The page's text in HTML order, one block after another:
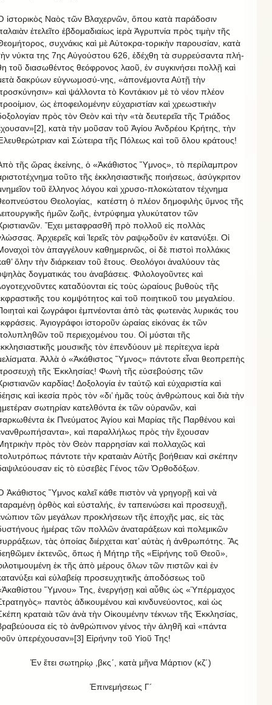
ἱστορικὸς Ναὸς τῶν Βλαχερνῶν, ὅπου κατὰ παράδοσιν
ἐτελεῖτο ἑβδομαδιαίως ἱερὰ Ἀγρυπνία πρὸς τιμὴν τῆς
συχνάκις καὶ μὲ Αὐτοκρα-τορικὴν παρουσίαν, κατὰ
νύκτα της 7ης Αὐγούστου 626, ἐδέχθη τὰ συρρεύσαντα πλή-
τοῦ διασωθέντος θεόφρονος λαοῦ, ἐν συγκινήσει πολλῇ καὶ
δακρύων εὐγνωμοσύ-νης, «ἀπονέμοντα Αὐτῇ τὴν
καὶ ψάλλοντα τὸ Κοντάκιον μὲ τὸ νέον πλέον
ὡς ἐποφειλομένην εὐχαριστίαν καὶ χρεωστικὴν
πρὸς τὸν Θεὸν καὶ τὴν «τὰ δευτερεῖα τῆς Τριάδος
κατὰ τὴν μοῦσαν τοῦ Ἁγίου Ἀνδρέου Κρήτης, τὴν
καὶ Σώτειρα τῆς Πόλεως καὶ τοῦ ὅλου κράτους!
τῆς ὥρας ἐκείνης, ὁ «Ἀκάθιστος Ὕμνος», τὸ περίλαμπρον
τοῦτο τῆς ἐκκλησιαστικῆς ποιήσεως, ἀσύγκριτον
τοῦ ἕλληνος λόγου καὶ χρυσο-πλοκώτατον τέχνημα
Θεολογίας, κατέστη ὁ πλέον δημοφιλὴς ὕμνος τῆς
ἡμῶν ζωῆς, ἐντρύφημα γλυκύτατον τῶν
Ἔχει μεταφρασθῆ πρὸ πολλοῦ εἰς πολλὰς
Ἀρχιερεῖς καὶ Ἱερεῖς τὸν ραψῳδοῦν ἐν κατανύξει. Οἱ
τὸν ἀπαγγέλουν καθημερινῶς, οἱ δὲ πιστοὶ πολλάκις
ὅλην τὴν διάρκειαν τοῦ ἔτους. Θεολόγοι ἀναλύουν τὰς
δογματικάς του ἀναβάσεις. Φιλολογοῦντες καὶ
καταδύονται εἰς τοὺς ὡραίους βυθοὺς τῆς
του κομψότητος καὶ τοῦ ποιητικοῦ του μεγαλείου.
καὶ ζωγράφοι ἐμπνέονται ἀπὸ τὰς φωτεινὰς λυρικάς του
Ἁγιογράφοι ἱστοροῦν ὡραίας εἰκόνας ἐκ τῶν
τοῦ περιεχομένου του. Οἱ μύσται τῆς
μουσικῆς τὸν ἐπενδύουν μὲ περίτεχνα ἱερὰ
Ἀλλὰ ὁ «Ἀκάθιστος Ὕμνος» πάντοτε εἶναι θεοπρεπὴς
τῆς Ἐκκλησίας! Φωνὴ τῆς εὐσεβούσης τῶν
καρδίας! Δοξολογία ἐν ταὐτῷ καὶ εὐχαριστία καὶ
καὶ ἱκεσία πρὸς τὸν «δι’ ἡμᾶς τοὺς ἀνθρώπους καὶ διὰ τὴν
σωτηρίαν κατελθόντα ἐκ τῶν οὐρανῶν, καὶ
ἐκ Πνεύματος Ἁγίου καὶ Μαρίας τῆς Παρθένου καὶ
καὶ παραλλήλως πρὸς τὴν ἔχουσαν
πρὸς τὸν Θεὸν παρρησίαν καὶ πολλαχῶς καὶ
πάντοτε τὴν κραταιὰν Αὐτῆς βοήθειαν καὶ σκέπην
εἰς τὸ εὐσεβὲς Γένος τῶν Ὀρθοδόξων.
Ἀκάθιστος Ὕμνος καλεῖ κάθε πιστὸν νὰ γρηγορῇ καὶ νὰ
ὀρθὸς καὶ εὐσταλής, ἐν ταπεινώσει καὶ προσευχῇ,
τῶν μεγάλων προκλήσεων τῆς ἐποχῆς μας, εἰς τὰς
ἡμέρας τῶν πολλῶν ἀναταράξεων καὶ πολεμικῶν
τὰς ὁποίας διέρχεται κατ’ αὐτὰς ἡ ἀνθρωπότης. Ἂς
ἐκτενῶς, ὅπως ἡ Μήτηρ τῆς «Εἰρήνης τοῦ Θεοῦ»,
ἐκ τῆς ἀπὸ μέρους ὅλων τῶν πιστῶν καὶ ἐν
καὶ εὐλαβείᾳ προσευχητικῆς ἀποδόσεως τοῦ
Ὕμνου» Της, ἐνεργήσῃ καὶ αὖθις ὡς «Ὑπέρμαχος
παντὸς ἀδικουμένου καὶ κινδυνεύοντος, καὶ ὡς
κραταιὰ τῶν ἀνὰ τὴν Οἰκουμένην τέκνων τῆς Ἐκκλησίας,
εἰς τὸ ἀνθρώπινον γένος τὴν ἀληθῆ καὶ «πάντα
ὑπερέχουσαν»[3] Εἰρήνην τοῦ Υἱοῦ Της!
Ἐν ἔτει σωτηρίῳ ,βκς´, κατὰ μῆνα Μάρτιον (κζ´)
Ἐπινεμήσεως Γ´